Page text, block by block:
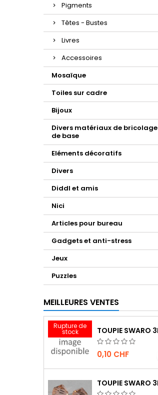
Pigments
Têtes - Bustes
Livres
Accessoires
Mosaïque
Toiles sur cadre
Bijoux
Divers matériaux de bricolage
de base
Eléments décoratifs
Divers
Diddl et amis
Nici
Articles pour bureau
Gadgets et anti-stress
Jeux
Puzzles
MEILLEURES VENTES
Rupture de
stock
0,10 CHF